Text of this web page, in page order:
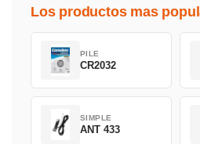
Los productos mas
PILE
CR2032
SIMPLE
ANT 433